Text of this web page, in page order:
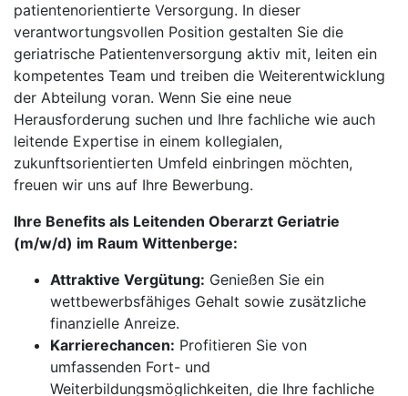
patientenorientierte Versorgung. In dieser
verantwortungsvollen Position gestalten Sie die
geriatrische Patientenversorgung aktiv mit, leiten ein
kompetentes Team und treiben die Weiterentwicklung
der Abteilung voran. Wenn Sie eine neue
Herausforderung suchen und Ihre fachliche wie auch
leitende Expertise in einem kollegialen,
zukunftsorientierten Umfeld einbringen möchten,
freuen wir uns auf Ihre Bewerbung.
Ihre Benefits als Leitenden Oberarzt Geriatrie
(m/w/d) im Raum Wittenberge:
Attraktive Vergütung: Genießen Sie ein
wettbewerbsfähiges Gehalt sowie zusätzliche
finanzielle Anreize.
Karrierechancen: Profitieren Sie von
umfassenden Fort- und
Weiterbildungsmöglichkeiten, die Ihre fachliche